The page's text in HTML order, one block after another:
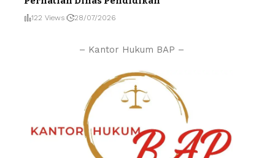
122 Views 28/07/2026
– Kantor Hukum BAP –